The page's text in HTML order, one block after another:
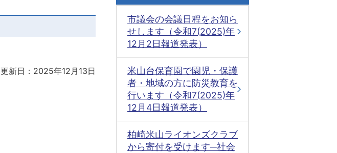
更新日：2025年12月13日
市議会の会議日程をお知ら
せします（令和7(2025)年
12月2日報道発表）
米山台保育園で園児・保護
者・地域の方に防災教育を
行います（令和7(2025)年
12月4日報道発表）
柏崎米山ライオンズクラブ
から寄付を受けます─社会